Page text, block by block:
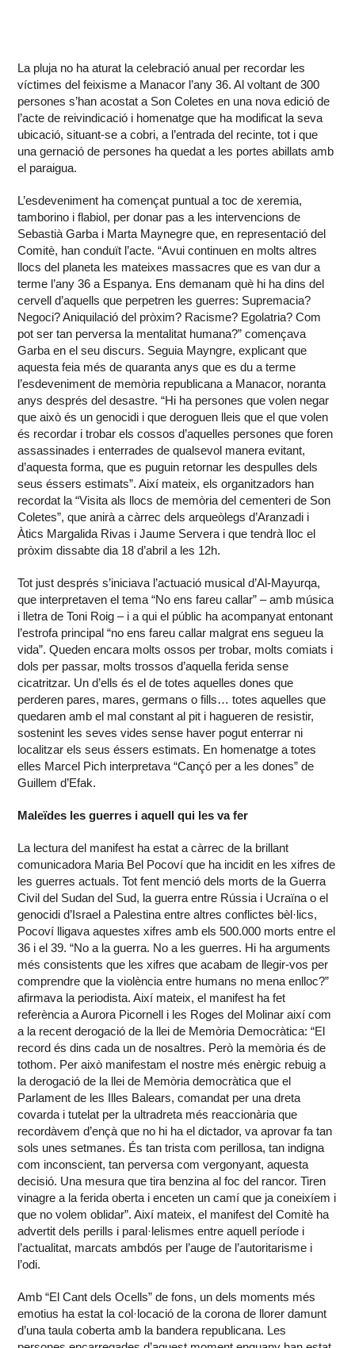
La pluja no ha aturat la celebració anual per recordar les
víctimes del feixisme a Manacor l’any 36. Al voltant de 300
persones s’han acostat a Son Coletes en una nova edició de
l’acte de reivindicació i homenatge que ha modificat la seva
ubicació, situant-se a cobri, a l’entrada del recinte, tot i que
una gernació de persones ha quedat a les portes abillats amb
el paraigua.
L’esdeveniment ha començat puntual a toc de xeremia,
tamborino i flabiol, per donar pas a les intervencions de
Sebastià Garba i Marta Maynegre que, en representació del
Comitè, han conduït l’acte. “Avui continuen en molts altres
llocs del planeta les mateixes massacres que es van dur a
terme l’any 36 a Espanya. Ens demanam què hi ha dins del
cervell d’aquells que perpetren les guerres: Supremacia?
Negoci? Aniquilació del pròxim? Racisme? Egolatria? Com
pot ser tan perversa la mentalitat humana?” començava
Garba en el seu discurs. Seguia Mayngre, explicant que
aquesta feia més de quaranta anys que es du a terme
l’esdeveniment de memòria republicana a Manacor, noranta
anys després del desastre. “Hi ha persones que volen negar
que això és un genocidi i que deroguen lleis que el que volen
és recordar i trobar els cossos d’aquelles persones que foren
assassinades i enterrades de qualsevol manera evitant,
d’aquesta forma, que es puguin retornar les despulles dels
seus éssers estimats”. Així mateix, els organitzadors han
recordat la “Visita als llocs de memòria del cementeri de Son
Coletes”, que anirà a càrrec dels arqueòlegs d’Aranzadi i
Àtics Margalida Rivas i Jaume Servera i que tendrà lloc el
pròxim dissabte dia 18 d’abril a les 12h.
Tot just després s’iniciava l’actuació musical d’Al-Mayurqa,
que interpretaven el tema “No ens fareu callar” – amb música
i lletra de Toni Roig – i a qui el públic ha acompanyat entonant
l’estrofa principal “no ens fareu callar malgrat ens segueu la
vida”. Queden encara molts ossos per trobar, molts comiats i
dols per passar, molts trossos d’aquella ferida sense
cicatritzar. Un d’ells és el de totes aquelles dones que
perderen pares, mares, germans o fills… totes aquelles que
quedaren amb el mal constant al pit i hagueren de resistir,
sostenint les seves vides sense haver pogut enterrar ni
localitzar els seus éssers estimats. En homenatge a totes
elles Marcel Pich interpretava “Cançó per a les dones” de
Guillem d’Efak.
Maleïdes les guerres i aquell qui les va fer
La lectura del manifest ha estat a càrrec de la brillant
comunicadora Maria Bel Pocoví que ha incidit en les xifres de
les guerres actuals. Tot fent menció dels morts de la Guerra
Civil del Sudan del Sud, la guerra entre Rússia i Ucraïna o el
genocidi d’Israel a Palestina entre altres conflictes bèl·lics,
Pocoví lligava aquestes xifres amb els 500.000 morts entre el
36 i el 39. “No a la guerra. No a les guerres. Hi ha arguments
més consistents que les xifres que acabam de llegir-vos per
comprendre que la violència entre humans no mena enlloc?”
afirmava la periodista. Així mateix, el manifest ha fet
referència a Aurora Picornell i les Roges del Molinar així com
a la recent derogació de la llei de Memòria Democràtica: “El
record és dins cada un de nosaltres. Però la memòria és de
tothom. Per això manifestam el nostre més enèrgic rebuig a
la derogació de la llei de Memòria democràtica que el
Parlament de les Illes Balears, comandat per una dreta
covarda i tutelat per la ultradreta més reaccionària que
recordàvem d’ençà que no hi ha el dictador, va aprovar fa tan
sols unes setmanes. És tan trista com perillosa, tan indigna
com inconscient, tan perversa com vergonyant, aquesta
decisió. Una mesura que tira benzina al foc del rancor. Tiren
vinagre a la ferida oberta i enceten un camí que ja coneixíem i
que no volem oblidar”. Així mateix, el manifest del Comitè ha
advertit dels perills i paral·lelismes entre aquell període i
l’actualitat, marcats ambdós per l’auge de l’autoritarisme i
l’odi.
Amb “El Cant dels Ocells” de fons, un dels moments més
emotius ha estat la col·locació de la corona de llorer damunt
d’una taula coberta amb la bandera republicana. Les